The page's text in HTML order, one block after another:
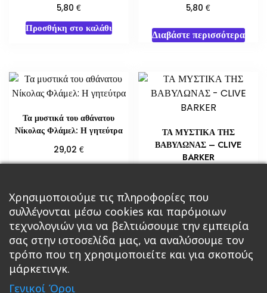
5,80 €
Προσθήκη στο καλάθι
5,80€
Διαβάστε περισσότερα
Τα μυστικά του αθάνατου
Νίκολας Φλάμελ: Η γητεύτρα
29,02 €
ΤΑ ΜΥΣΤΙΚΑ ΤΗΣ
ΒΑΒΥΛΩΝΑΣ – CLIVE
BARKER
Προσθήκη στο καλάθι
Κεντρική Βιβλία
Χρησιμοποιούμε τις πληροφορίες που
συλλέγονται μέσω cookies και παρόμοιων
τεχνολογιών για να βελτιώσουμε την εμπειρία
σας στην ιστοσελίδα μας, να αναλύσουμε τον
τρόπο που τη χρησιμοποιείτε και για σκοπούς
μάρκετινγκ.
Γενικοί Όροι